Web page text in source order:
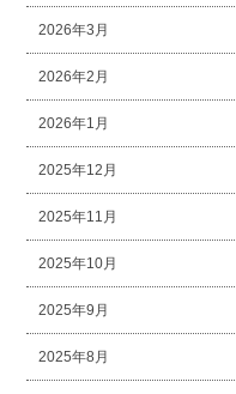
2026年3月
2026年2月
2026年1月
2025年12月
2025年11月
2025年10月
2025年9月
2025年8月